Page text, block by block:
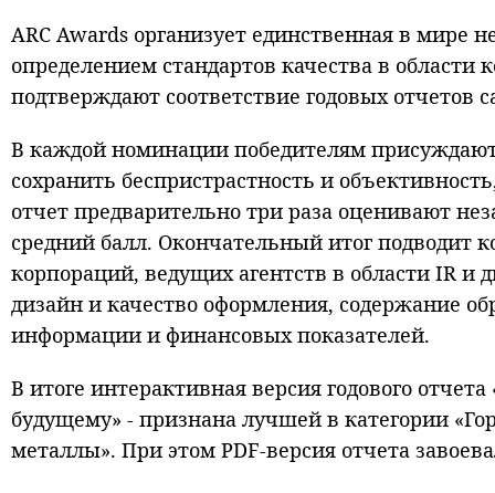
ARC Awards организует единственная в мире
определением стандартов качества в
подтверждают соответствие годовых
В каждой номинации победителям
сохранить беспристрастность и
отчет предварительно три раза оценивают
средний балл. Окончательный итог подводит
корпораций, ведущих агентств в области IR
дизайн и качество оформления, содержание
информации и финансовых показателей.
В итоге интерактивная версия годового
будущему» - признана лучшей в категории
металлы». При этом PDF-версия отчета